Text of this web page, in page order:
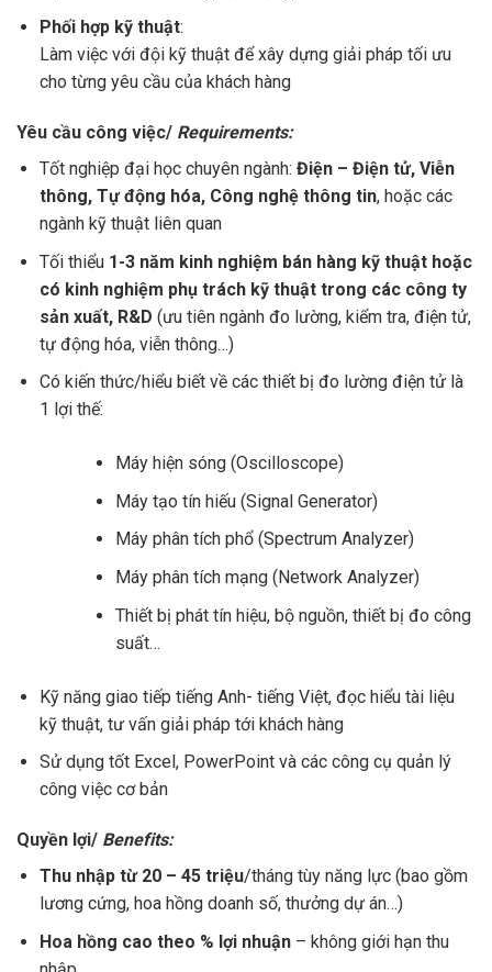
Phối hợp kỹ thuật:
Làm việc với đội kỹ thuật để xây dựng giải pháp tối ưu
cho từng yêu cầu của khách hàng
Yêu cầu công việc/ Requirements:
Tốt nghiệp đại học chuyên ngành: Điện – Điện tử, Viễn
thông, Tự động hóa, Công nghệ thông tin, hoặc các
ngành kỹ thuật liên quan
Tối thiểu 1-3 năm kinh nghiệm bán hàng kỹ thuật hoặc
có kinh nghiệm phụ trách kỹ thuật trong các công ty
sản xuất, R&D (ưu tiên ngành đo lường, kiểm tra, điện tử,
tự động hóa, viễn thông…)
Có kiến thức/hiểu biết về các thiết bị đo lường điện tử là
1 lợi thế:
Máy hiện sóng (Oscilloscope)
Máy tạo tín hiếu (Signal Generator)
Máy phân tích phổ (Spectrum Analyzer)
Máy phân tích mạng (Network Analyzer)
Thiết bị phát tín hiệu, bộ nguồn, thiết bị đo công
suất…
Kỹ năng giao tiếp tiếng Anh- tiếng Việt, đọc hiểu tài liệu
kỹ thuật, tư vấn giải pháp tới khách hàng
Sử dụng tốt Excel, PowerPoint và các công cụ quản lý
công việc cơ bản
Quyền lợi/ Benefits:
Thu nhập từ 20 – 45 triệu/tháng tùy năng lực (bao gồm
lương cứng, hoa hồng doanh số, thưởng dự án…)
Hoa hồng cao theo % lợi nhuận– không giới hạn thu